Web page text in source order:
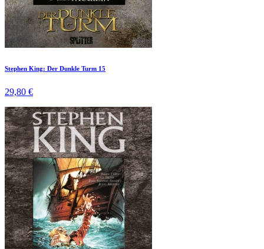
Stephen King: Der Dunkle Turm 15
29,80 €